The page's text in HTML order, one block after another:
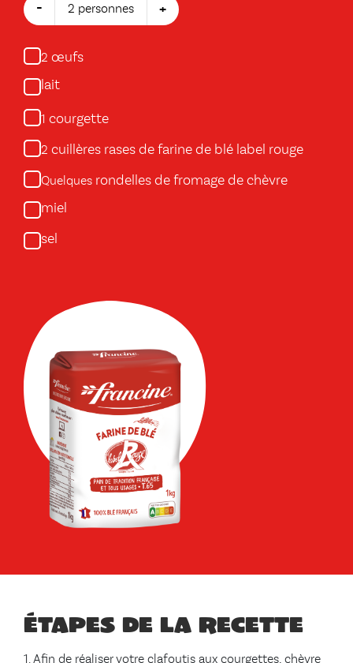
- 2 personnes +
2 œufs
lait
1 courgette
2 cuillères rases de farine de blé label rouge
Quelques rondelles de fromage de chèvre
miel
sel
Étapes de la recette
Afin de réaliser votre clafoutis aux courgettes, chèvre